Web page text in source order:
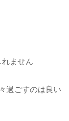
ません
過ごすのは良い